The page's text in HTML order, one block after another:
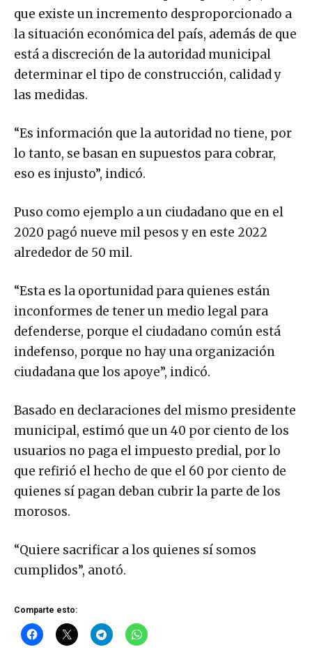
que existe un incremento desproporcionado a
la situación económica del país, además de que
está a discreción de la autoridad municipal
determinar el tipo de construcción, calidad y
las medidas.
“Es información que la autoridad no tiene, por
lo tanto, se basan en supuestos para cobrar,
eso es injusto”, indicó.
Puso como ejemplo a un ciudadano que en el
2020 pagó nueve mil pesos y en este 2022
alrededor de 50 mil.
“Esta es la oportunidad para quienes están
inconformes de tener un medio legal para
defenderse, porque el ciudadano común está
indefenso, porque no hay una organización
ciudadana que los apoye”, indicó.
Basado en declaraciones del mismo presidente
municipal, estimó que un 40 por ciento de los
usuarios no paga el impuesto predial, por lo
que refirió el hecho de que el 60 por ciento de
quienes sí pagan deban cubrir la parte de los
morosos.
“Quiere sacrificar a los quienes sí somos
cumplidos”, anotó.
Comparte esto: